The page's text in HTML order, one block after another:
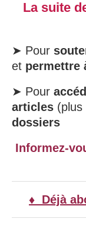
La suite
➤ Pour
et permettre
➤ Pour
articles (plus
dossiers
Informez-
♦ Déjà